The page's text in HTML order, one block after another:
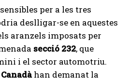
per a les tres
deslligar-se en aquestes
aranzels imposats per
secció 232, que
i el sector automotriu.
Canadàhan demanat la